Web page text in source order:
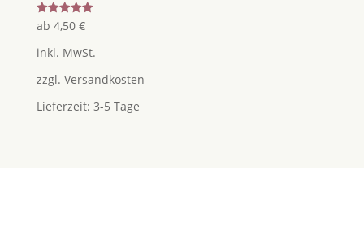
Bewertet
mit
von 5
ab 4,50 €
inkl. MwSt.
zzgl. Versandkosten
Lieferzeit: 3-5 Tage